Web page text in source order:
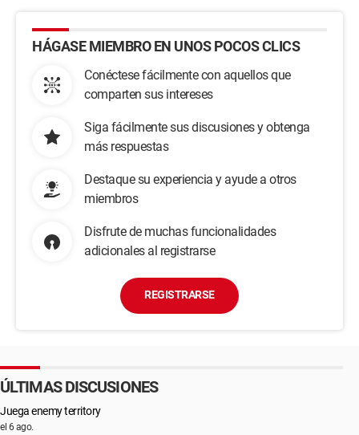
HÁGASE MIEMBRO EN UNOS POCOS CLICS
Conéctese fácilmente con aquellos que
comparten sus intereses
Siga fácilmente sus discusiones y obtenga
más respuestas
Destaque su experiencia y ayude a otros
miembros
Disfrute de muchas funcionalidades
adicionales al registrarse
REGISTRARSE
ÚLTIMAS DISCUSIONES
Juega enemy territory
el 6 ago.